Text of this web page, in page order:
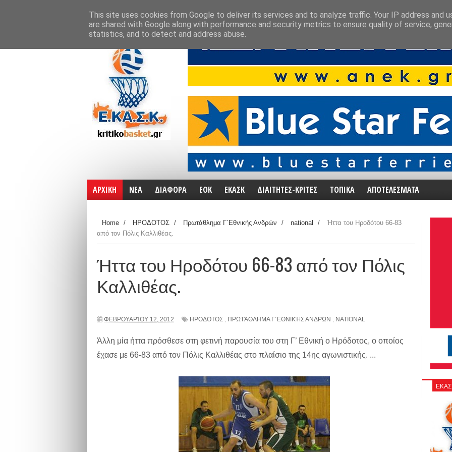
ΑΡΧΙΚΗ ΝΕΑ ΔΙΑΦΟΡΑ ΕΟΚ ΕΚΑΣΚ ΔΙΑΙΤΗΤΕΣ-ΚΡΙΤΕΣ ΤΟΠΙΚΑ ΑΠΟΤΕΛΕΣΜΑΤΑ
Home / ΗΡΟΔΟΤΟΣ / Πρωτάθλημα Γ΄Εθνικής Ανδρών / national /
Ήττα του Ηροδότου 66-83
από τον Πόλις Καλλιθέας.
Ήττα του Ηροδότου 66-83 από τον Πόλις
Καλλιθέας.
ΦΕΒΡΟΥΑΡΊΟΥ 12, 2012 ΗΡΟΔΟΤΟΣ , ΠΡΩΤΆΘΛΗΜΑ Γ΄ΕΘΝΙΚΉΣ ΑΝΔΡΏΝ , NATIONAL
Άλλη μία ήττα πρόσθεσε στη φετινή παρουσία του στη Γ’ Εθνική ο Ηρόδοτος, ο οποίος
έχασε με 66-83 από τον Πόλις Καλλιθέας στο πλαίσιο της 14ης αγωνιστικής. ...
This site uses cookies from Google to deliver its services and to analyze traffic. Your IP address and
are shared with Google along with performance and security metrics to ensure quality of service,
statistics, and to detect and address abuse.